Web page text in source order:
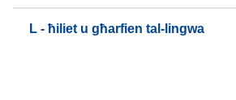
L - ħiliet u għarfien tal-lingwa